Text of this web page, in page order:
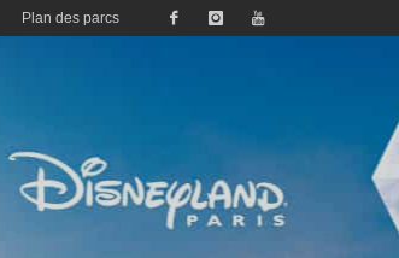
Plan des parcs